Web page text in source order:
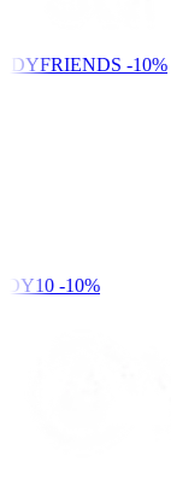
-10%
-10%